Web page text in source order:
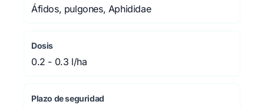
Áfidos, pulgones, Aphididae
Dosis
0.2 - 0.3 l/ha
Plazo de seguridad